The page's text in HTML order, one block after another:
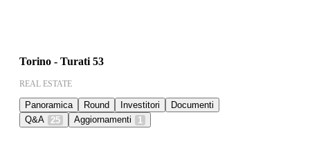
Torino - Turati 53
REAL ESTATE
Panoramica Round Investitori
Documenti
Q&A 25 Aggiornamenti 1